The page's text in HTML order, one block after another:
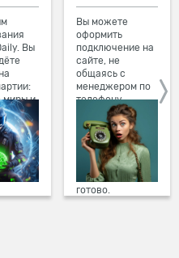
Вы
миры и
с
в
Вы можете
оформить
подключение на
сайте, не
общаясь с
менеджером по
телефону.
Просто в три
клика заполните
форму заявки на
сайте, выберите
дату и время
подключения,
готово.